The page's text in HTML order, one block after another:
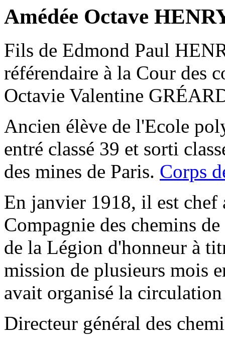
Amédée Octave
Fils de Edmond Paul
référendaire à la Cour des
Octavie Valentine
Ancien élève de l'Ecole
entré classé 39 et sorti
des mines de Paris. Corps
En janvier 1918, il est
Compagnie des chemins
de la Légion d'honneur à
mission de plusieurs mois
avait organisé la
Directeur général des